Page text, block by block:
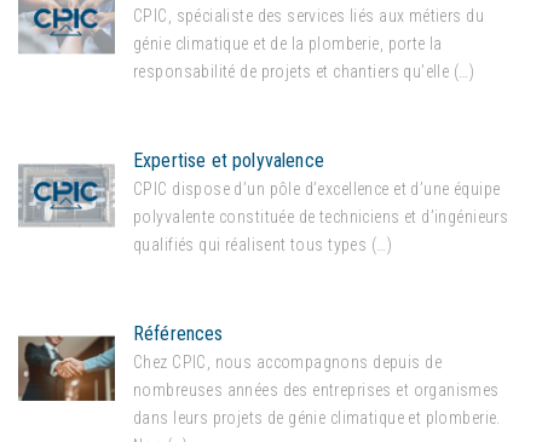
CPIC, spécialiste des services liés aux métiers du
génie climatique et de la plomberie, porte la
responsabilité de projets et chantiers qu’elle (…)
Expertise et polyvalence
CPIC dispose d’un pôle d’excellence et d’une équipe
polyvalente constituée de techniciens et d’ingénieurs
qualifiés qui réalisent tous types (…)
Références
Chez CPIC, nous accompagnons depuis de
nombreuses années des entreprises et organismes
dans leurs projets de génie climatique et plomberie.